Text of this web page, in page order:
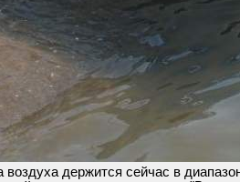
воздуха держится сейчас в